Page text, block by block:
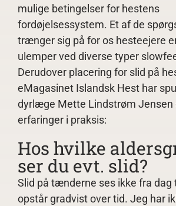
mulige betingelser for hestens
fordøjelsessystem. Et af de
trænger sig på for os hesteejere
ulemper ved diverse typer
Derudover placering for slid på
eMagasinet Islandsk Hest har
dyrlæge Mette Lindstrøm Jensen
erfaringer i praksis:
Hos hvilke
ser du evt. slid?
Slid på tænderne ses ikke fra dag
opstår gradvist over tid. Jeg har